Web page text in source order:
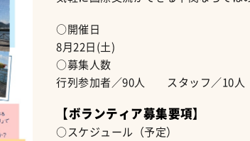
○開催日
8月22日(土)
○募集人数
行列参加者／90人 スタッフ／10人
【ボランティア募集要項】
○スケジュール（予定）